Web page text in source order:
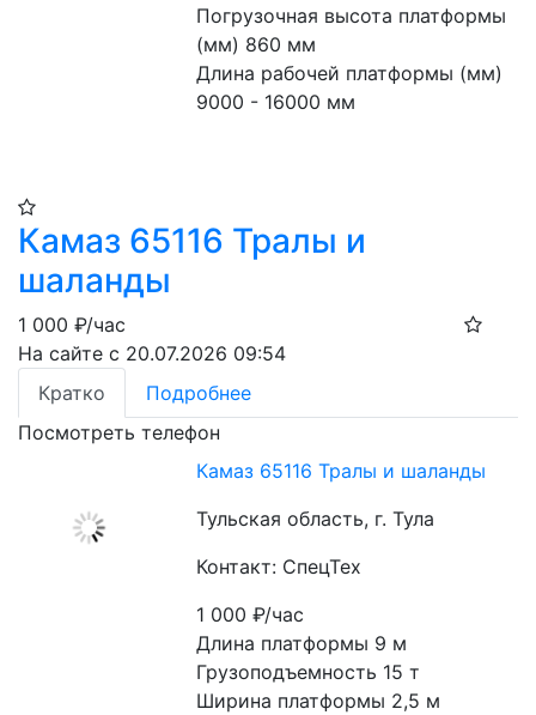
Погрузочная высота платформы
(мм) 860 мм
Длина рабочей платформы (мм)
9000 - 16000 мм
Камаз 65116 Тралы и
шаланды
1 000 ₽/час
На сайте с 20.07.2026 09:54
Кратко
Подробнее
Посмотреть телефон
Камаз 65116 Тралы и шаланды
Тульская область, г. Тула
Контакт: СпецТех
1 000₽/час
Длина платформы 9 м
Грузоподъемность 15 т
Ширина платформы 2,5 м